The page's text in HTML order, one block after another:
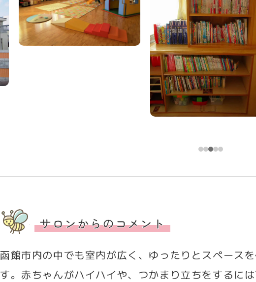
サロンからのコメント
函館市内の中でも室内が広く、ゆったりとスペース
す。赤ちゃんがハイハイや、つかまり立ちをするに